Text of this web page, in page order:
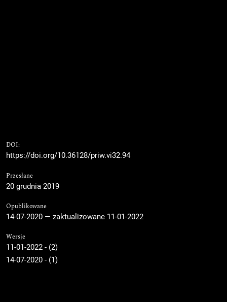
DOI:
https://doi.org/10.36128/priw.vi32.94
Przesłane
20 grudnia 2019
Opublikowane
14-07-2020 — zaktualizowane 11-01-2022
Wersje
11-01-2022 - (2)
14-07-2020 - (1)